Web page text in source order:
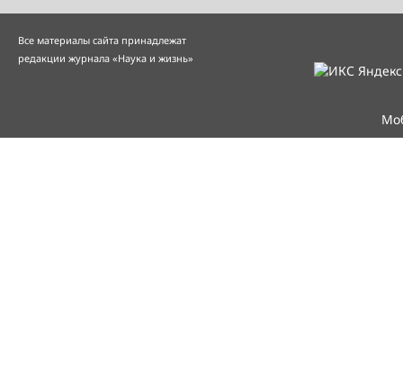
Все материалы сайта принадлежат
редакции журнала «Наука и жизнь»